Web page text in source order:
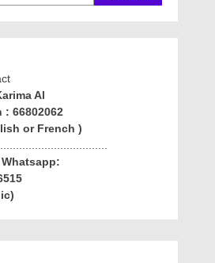
Al
: 66802062
or French )